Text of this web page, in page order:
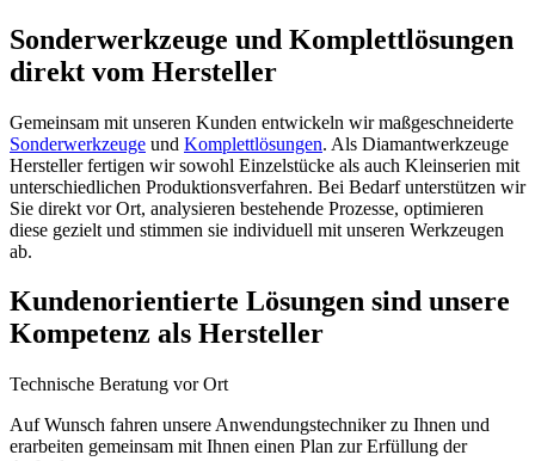
Sonderwerkzeuge und Komplettlösungen
direkt vom Hersteller
Gemeinsam mit unseren Kunden entwickeln wir maßgeschneiderte
Sonderwerkzeuge und Komplettlösungen. Als Diamantwerkzeuge
Hersteller fertigen wir sowohl Einzelstücke als auch Kleinserien mit
unterschiedlichen Produktionsverfahren. Bei Bedarf unterstützen wir
Sie direkt vor Ort, analysieren bestehende Prozesse, optimieren
diese gezielt und stimmen sie individuell mit unseren Werkzeugen
ab.
Kundenorientierte Lösungen sind unsere
Kompetenz als Hersteller
Technische Beratung vor Ort
Auf Wunsch fahren unsere Anwendungstechniker zu Ihnen und
erarbeiten gemeinsam mit Ihnen einen Plan zur Erfüllung der